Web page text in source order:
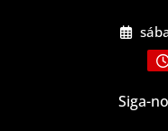
Siga-